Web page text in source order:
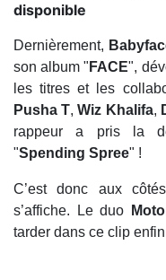
disponible
Dernièrement,
son album " FACE",
les titres et les
Pusha T,Wiz Khalifa,
rappeur a pris la
"Spending Spree" !
C’est donc aux
s’affiche. Le duo
tarder dans ce clip